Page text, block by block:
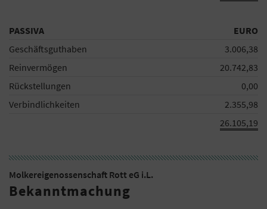
PASSIVA
EURO
Geschäftsguthaben
3.006,38
Reinvermögen
20.742,83
Rückstellungen
0,00
Verbindlichkeiten
2.355,98
26.105,19
Molkereigenossenschaft Rott eG i.L.
Bekanntmachung